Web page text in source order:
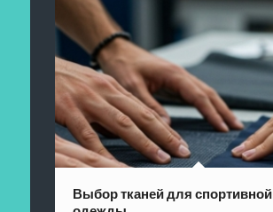
Выбор тканей для спортивной